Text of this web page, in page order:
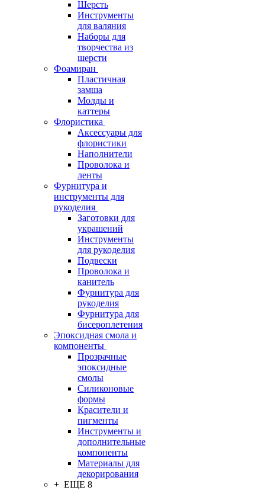
Шерсть
Инструменты
для валяния
Наборы для
творчества из
шерсти
Фоамиран
Пластичная
замша
Молды и
каттеры
Флористика
Аксессуары для
флористики
Наполнители
Проволока и
ленты
Фурнитура и
инструменты для
рукоделия
Заготовки для
украшений
Инструменты
для рукоделия
Подвески
Проволока и
канитель
Фурнитура для
рукоделия
Фурнитура для
бисероплетения
Эпоксидная смола и
компоненты
Прозрачные
эпоксидные
смолы
Силиконовые
формы
Красители и
пигменты
Инструменты и
дополнительные
компоненты
Материалы для
декорирования
+ ЕЩЕ 8